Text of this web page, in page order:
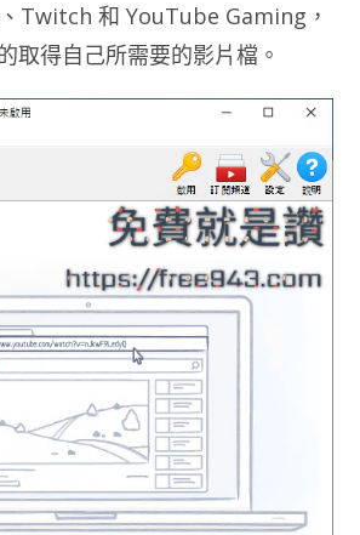
Twitch 和 YouTube Gaming，
取得自己所需要的影片檔。